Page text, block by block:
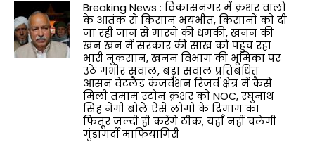
Breaking News : विकासनगर में क्रशर वालो
के आतंक से किसान भयभीत, किसानों को दी
जा रही जान से मारने की धमकी, खनन की
खन खन में सरकार की साख को पहुंच रहा
भारी नुकसान, खनन विभाग की भूमिका पर
उठे गंभीर सवाल, बड़ा सवाल प्रतिबंधित
आसन वेटलैंड कंजर्वेशन रिजर्व क्षेत्र में कैसे
मिली तमाम स्टोन क्रशर को NOC, रघुनाथ
सिंह नेगी बोले ऐसे लोगों के दिमाग का
फितूर जल्दी ही करेंगे ठीक, यहाँ नहीं चलेगी
गुंडागर्दी माफियागिरी